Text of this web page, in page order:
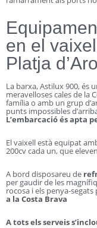
en el
Platja d’Aro
La barxa, Astilux 900, és
meravelloses cales de la
família o amb un grup
punts impossibles
L’embarcació és apta
El vaixell està equipat
200cv cada un, que
A bord disposareu de
per gaudir de les
rocosa i els penya-segats
a la Costa Brava
A tots els serveis